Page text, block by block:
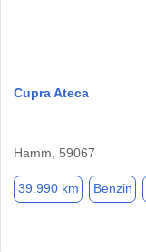
Cupra Ateca
Hamm, 59067
39.990 km Benzin